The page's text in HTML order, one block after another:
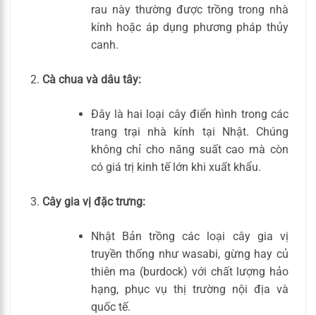
rau này thường được trồng trong nhà
kính hoặc áp dụng phương pháp thủy
canh.
Cà chua và dâu tây:
Đây là hai loại cây điển hình trong các
trang trại nhà kính tại Nhật. Chúng
không chỉ cho năng suất cao mà còn
có giá trị kinh tế lớn khi xuất khẩu.
Cây gia vị đặc trưng:
Nhật Bản trồng các loại cây gia vị
truyền thống như wasabi, gừng hay củ
thiên ma (burdock) với chất lượng hảo
hạng, phục vụ thị trường nội địa và
quốc tế.